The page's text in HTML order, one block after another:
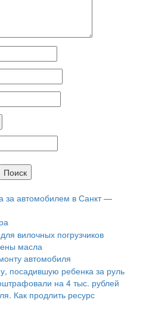
за автомобилем в Санкт —
вилочных погрузчиков
масла
автомобиля
посадившую ребенка за руль
на 4 тыс. рублей
Как продлить ресурс